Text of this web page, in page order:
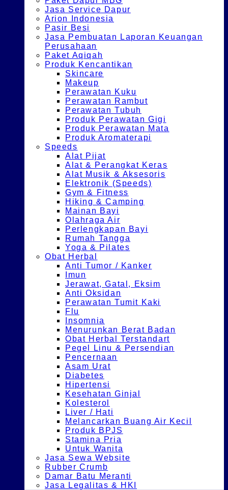
Jasa Service Dapur
Arion Indonesia
Pasir Besi
Jasa Pembuatan Laporan Keuangan
Perusahaan
Paket Aqiqah
Produk Kencantikan
Skincare
Makeup
Perawatan Kuku
Perawatan Rambut
Perawatan Tubuh
Produk Perawatan Gigi
Produk Perawatan Mata
Produk Aromaterapi
Speeds
Alat Pijat
Alat & Perangkat Keras
Alat Musik & Aksesoris
Elektronik (Speeds)
Gym & Fitness
Hiking & Camping
Mainan Bayi
Olahraga Air
Perlengkapan Bayi
Rumah Tangga
Yoga & Pilates
Obat Herbal
Anti Tumor / Kanker
Imun
Jerawat, Gatal, Eksim
Anti Oksidan
Perawatan Tumit Kaki
Flu
Insomnia
Menurunkan Berat Badan
Obat Herbal Terstandart
Pegel Linu & Persendian
Pencernaan
Asam Urat
Diabetes
Hipertensi
Kesehatan Ginjal
Kolesterol
Liver / Hati
Melancarkan Buang Air Kecil
Produk BPJS
Stamina Pria
Untuk Wanita
Jasa Sewa Website
Rubber Crumb
Damar Batu Meranti
Jasa Legalitas & HKI